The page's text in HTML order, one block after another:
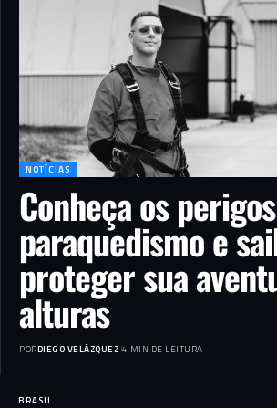
NOTÍCIAS
Conheça os
paraquedismo e
proteger sua
alturas
PORDIEGO VELÁZQUEZ 4 MIN DE LEITURA
BRASIL